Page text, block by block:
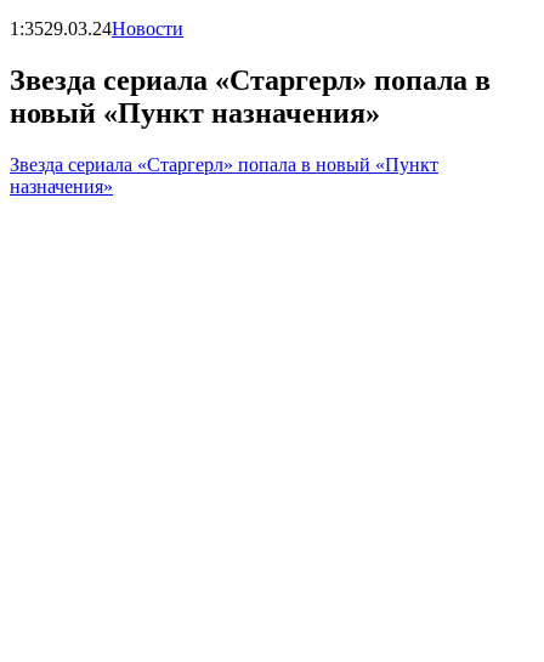
1:3529.03.24Новости
Звезда сериала «Старгерл» попала в
новый «Пункт назначения»
Звезда сериала «Старгерл» попала в новый «Пункт
назначения»